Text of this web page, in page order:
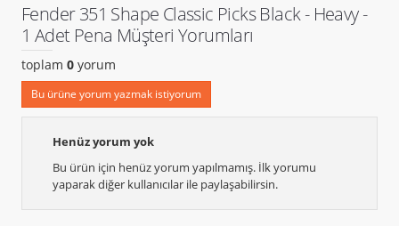
Fender 351 Shape Classic Picks Black - Heavy -
1 Adet Pena Müşteri Yorumları
toplam 0 yorum
Bu ürüne yorum yazmak istiyorum
Henüz yorum yok
Bu ürün için henüz yorum yapılmamış. İlk yorumu
yaparak diğer kullanıcılar ile paylaşabilirsin.